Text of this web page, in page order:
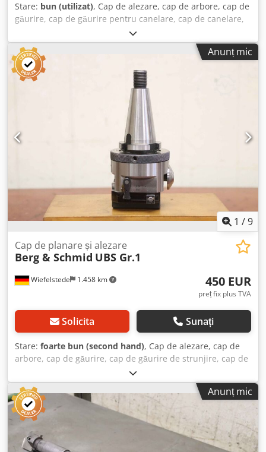
Stare: bun (utilizat), Cap de alezare, cap de arbore, cap de
găurire, cap de găurire pentru canelare, cap de canelare,
cap de găurire cu arbore, cap de alezare, unealtă pentru
arbore - Cantitate: 2x unelte pentru arbore - Prindere:
SK50 - Interval ax: 145-230/225-310 mm - Preț: complet
Dcodpeb A Hvpjfx Af Aek - Greutate: 14 kg/buc
Anunț mic
1 /9
Wiefelstede 1.458 km
Cap de planare și alezare
Berg & Schmid UBS Gr.1
450 EUR
preț fix plus TVA
Solicita Sunați
Stare: foarte bun (second hand), Cap de alezare, cap de
arbore, cap de găurire, cap de găurire de strunjire, cap de
strunjire de interior, cap de găurire pentru arbore, cap de
alezare, cap de găurire universal, unealtă de alezare, cap
de planare - Producător: Schmid, cap de planare și de
alezare - Tip: UBS Gr.1 - Prindere: SK40 - Precizia de
reglare: 0,02 și 0,01 mm - Accesorii: vezi fotografiile -
Dimensiuni valiză: 240/125/H100 mm - Greutate totală: 4,0
kg Dcodsrzvwwspfx Af Ask
Anunț mic